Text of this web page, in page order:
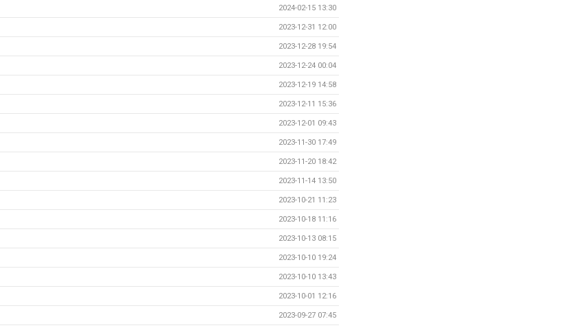
2024-02-15 13:30
2023-12-31 12:00
2023-12-28 19:54
2023-12-24 00:04
2023-12-19 14:58
2023-12-11 15:36
2023-12-01 09:43
2023-11-30 17:49
2023-11-20 18:42
2023-11-14 13:50
2023-10-21 11:23
2023-10-18 11:16
2023-10-13 08:15
2023-10-10 19:24
2023-10-10 13:43
2023-10-01 12:16
2023-09-27 07:45